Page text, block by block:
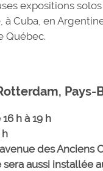
expositions
à Cuba, en
Québec.
Pays-
h à 19 h
h
des Anciens
aussi installée